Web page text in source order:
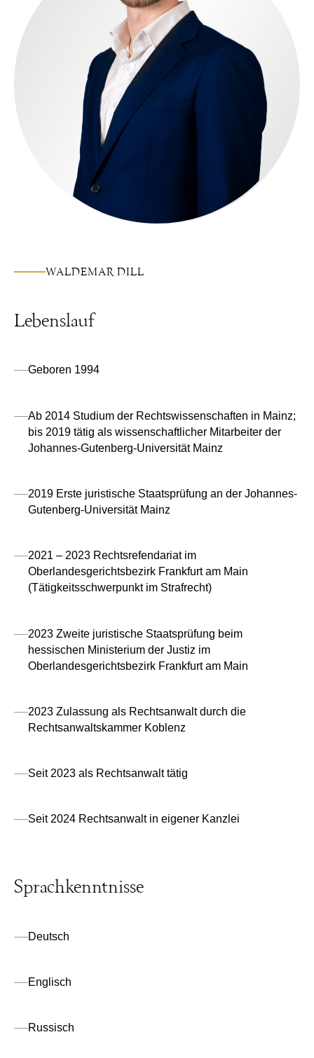
WALDEMAR DILL
Lebenslauf
Geboren 1994
Ab 2014 Studium der Rechtswissenschaften in Mainz;
bis 2019 tätig als wissenschaftlicher Mitarbeiter der
Johannes-Gutenberg-Universität Mainz
2019 Erste juristische Staatsprüfung an der Johannes-
Gutenberg-Universität Mainz
2021 – 2023 Rechtsrefendariat im
Oberlandesgerichtsbezirk Frankfurt am Main
(Tätigkeitsschwerpunkt im Strafrecht)
2023 Zweite juristische Staatsprüfung beim
hessischen Ministerium der Justiz im
Oberlandesgerichtsbezirk Frankfurt am Main
2023 Zulassung als Rechtsanwalt durch die
Rechtsanwaltskammer Koblenz
Seit 2023 als Rechtsanwalt tätig
Seit 2024 Rechtsanwalt in eigener Kanzlei
Sprachkenntnisse
Deutsch
Englisch
Russisch